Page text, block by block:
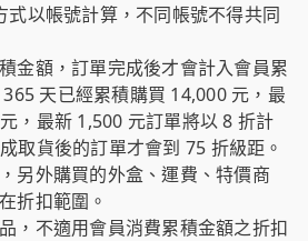
式以帳號計算，不同帳號不得共同
金額，訂單完成後才會計入會員累
天已經累積購買 14,000 元，最
，最新 1,500 元訂單將以 8 折計
取貨後的訂單才會到 75 折級距。
另外購買的外盒、運費、特價商
折扣範圍。
，不適用會員消費累積金額之折扣